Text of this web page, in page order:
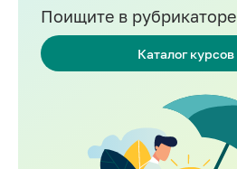
Поищите в рубрикаторе
Каталог курсов